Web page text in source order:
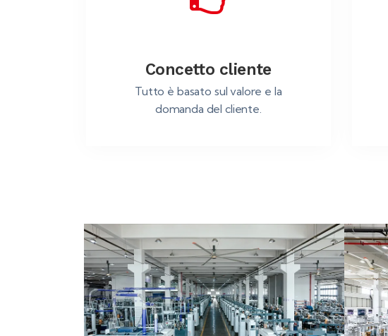
Concetto cliente
Tutto è basato sul valore e la
domanda del cliente.